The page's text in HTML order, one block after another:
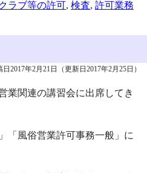
ラブ等の許可, 検査, 許可業務
日2017年2月21日 （更新日2017年2月25日）
業関連の講習会に出席してき
「風俗営業許可事務一般」に